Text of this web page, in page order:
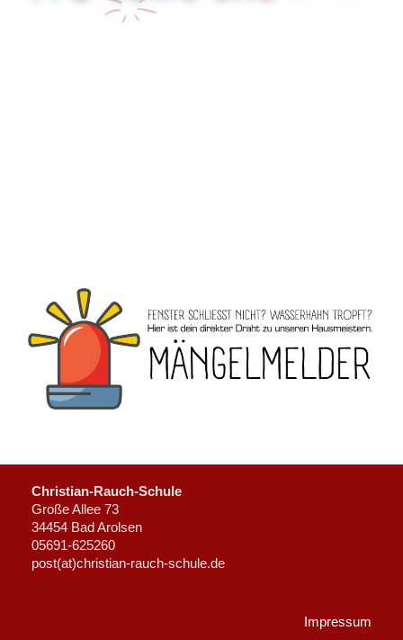
Christian-Rauch-Schule
Große Allee 73
34454 Bad Arolsen
05691-625260
post(at)christian-rauch-schule.de
Impressum